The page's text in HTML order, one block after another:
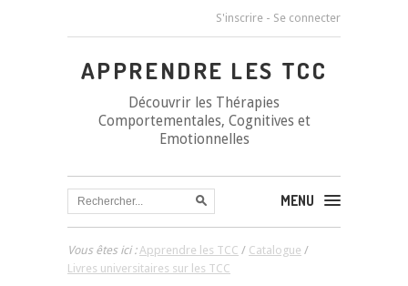
S'inscrire - Se connecter
APPRENDRE LES TCC
Découvrir les Thérapies
Comportementales, Cognitives et
Emotionnelles
MENU
Vous êtes ici :Apprendre les TCC / Catalogue /
Livres universitaires sur les TCC